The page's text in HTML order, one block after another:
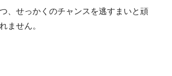
、せっかくのチャンスを逃すまいと頑
ません。